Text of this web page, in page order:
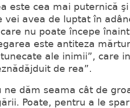
este cea mai puternică
vei avea de luptat în
nu poate începe
este antiteza
ale inimii”, care
de rea”.
ne dăm seama cât de
Poate, pentru a le